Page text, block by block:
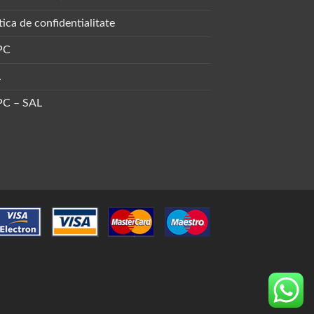
de confidentialitate
– SAL